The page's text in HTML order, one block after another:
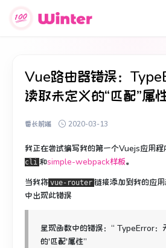
Vue路由器错误：
读取未定义的“匹配”属
番长前端 2020-03-13
我正在尝试编写我的第一个Vuejs应用程
cli 和simple-webpack样板。
当我将 vue-router 链接添加到我的应
中出现此错误
呈现函数中的错误：“ TypeError：
的'匹配'属性”